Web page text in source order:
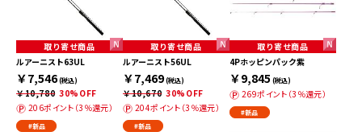
取り寄せ商品
ルアーニスト63UL
￥7,546(税込)
￥10,780 30%OFF
206ポイント（3％還元）
#新品
取り寄せ商品
ルアーニスト56UL
￥7,469(税込)
￥10,670 30%OFF
204ポイント（3％還元）
#新品
取り寄せ商品
4Pホッピンパック紫
￥9,845 (税込)
269ポイント（3％還元）
#新品